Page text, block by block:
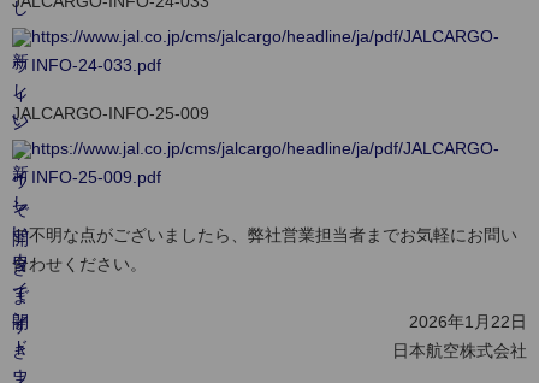
https://www.jal.co.jp/cms/jalcargo/headline/ja/pdf/JALCARGO-
INFO-24-033.pdf
JALCARGO-INFO-25-009
https://www.jal.co.jp/cms/jalcargo/headline/ja/pdf/JALCARGO-
INFO-25-009.pdf
ご不明な点がございましたら、弊社営業担当者までお気軽にお問い
合わせください。
2026年1月22日
日本航空株式会社